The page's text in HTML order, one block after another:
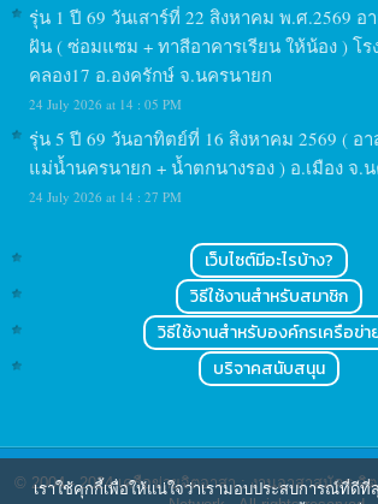
รุ่น 1 ปี 69 วันเสาร์ที่ 22 สิงหาคม พ.ศ.2569
ฝัน ( ซ่อมแซม + ทาสีอาคารเรียน ให้น้อง ) โร
คลอง17 อ.องครักษ์ จ.นครนายก
24 July 2026 at 14 : 05 PM
รุ่น 5 ปี 69 วันอาทิตย์ที่ 16 สิงหาคม 2569 ( อ
แม่น้ำนครนายก + น้ำตกนางรอง ) อ.เมือง จ.
24 July 2026 at 14 : 27 PM
เว็บไซต์มีอะไรบ้าง?
วิธีใช้งานสำหรับสมาชิก
วิธีใช้งานสำหรับองค์กรเครือข่า
บริจาคสนับสนุน
© 2004 - 2024เครือข่ายจิตอาสา : งานอาสาสมัคร จิต
เราใช้คุกกี้เพื่อให้แน่ใจว่าเรามอบประสบการณ์ที่ดี